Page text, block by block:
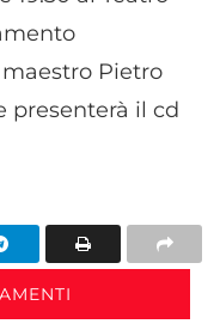
Pietro
presenterà il cd